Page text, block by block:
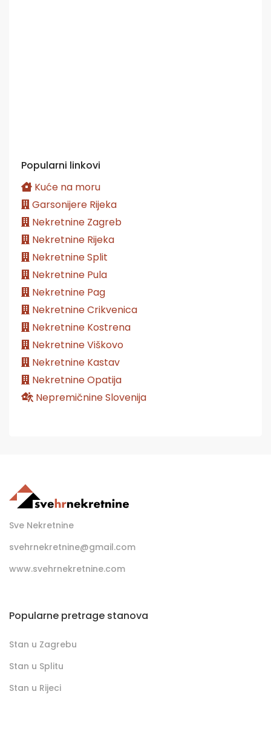
Popularni linkovi
Kuće na moru
Garsonijere Rijeka
Nekretnine Zagreb
Nekretnine Rijeka
Nekretnine Split
Nekretnine Pula
Nekretnine Pag
Nekretnine Crikvenica
Nekretnine Kostrena
Nekretnine Viškovo
Nekretnine Kastav
Nekretnine Opatija
Nepremičnine Slovenija
Sve Nekretnine
svehrnekretnine@gmail.com
www.svehrnekretnine.com
Popularne pretrage stanova
Stan u Zagrebu
Stan u Splitu
Stan u Rijeci